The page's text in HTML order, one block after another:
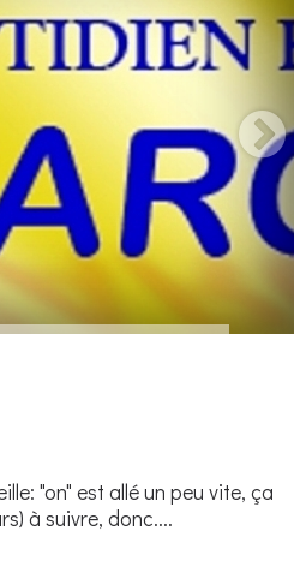
"on" est allé un peu vite, ça
à suivre, donc....